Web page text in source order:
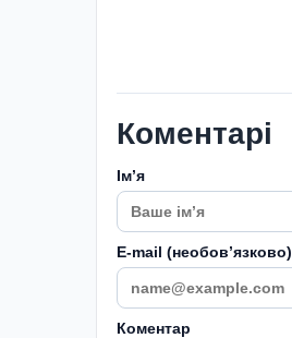
Коментарі
Імʼя
E-mail (необовʼязково)
Коментар